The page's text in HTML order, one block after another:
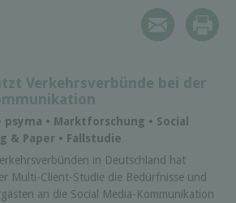
Verkehrsverbünde bei der
psyma • Marktforschung • Social
& Paper • Fallstudie
in Deutschland hat
Multi-Client-Studie die Bedürfnisse und
an die Social Media-Kommunikation